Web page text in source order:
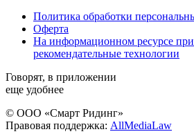
Политика обработки
Оферта
На информационном ресурсе
рекомендательные технологии
Говорят, в приложении
еще удобнее
© ООО «Смарт Ридинг»
Правовая поддержка: AllMediaLaw